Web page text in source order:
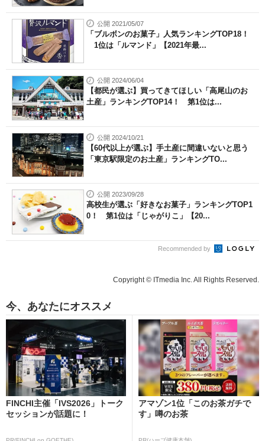
公開 2021/05/07
「ブルボンのお菓子」人気ランキングTOP18！
1位は「ルマンド」【2021年最...
公開 2024/06/04
【都民が選ぶ】買ってきてほしい「高尾山のお
土産」ランキングTOP14！ 第1位は...
公開 2024/10/21
【60代以上が選ぶ】手土産に間違いないと思う
「東京駅限定のお土産」ランキングTO...
公開 2023/09/28
高校生が選ぶ「好きなお菓子」ランキングTOP1
0！ 第1位は「じゃがりこ」【20...
Recommended by
Copyright © ITmedia Inc. All Rights Reserved.
今、あなたにオススメ
FINCHI主催「IVS2026」トーク
セッションが話題に！
アマゾン1位「このお茶ガチで
す」噂のお茶